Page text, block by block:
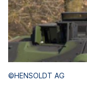
©HENSOLDT AG